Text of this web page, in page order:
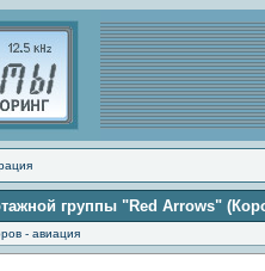
группы "Red Arrows"
- авиация